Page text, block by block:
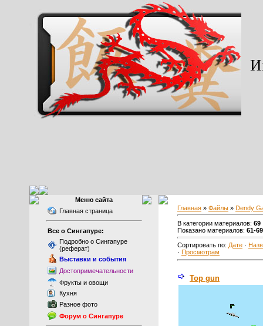
Меню сайта
Главная страница
Все о Сингапуре:
Подробно о Сингапуре
(реферат)
Выставки и события
Достопримечательности
Фрукты и овощи
Кухня
Разное фото
Форум о Сингапуре
Главная » Файлы » Dendy
В категории материалов: 69
Показано материалов: 61-69
Сортировать по: Дате ·
· Просмотрам
Top gun